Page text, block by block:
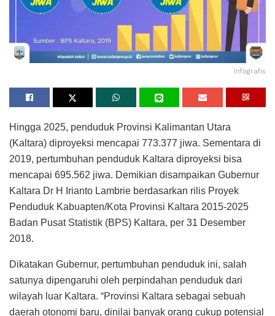
Infografis
Hingga 2025, penduduk Provinsi Kalimantan Utara
(Kaltara) diproyeksi mencapai 773.377 jiwa. Sementara di
2019, pertumbuhan penduduk Kaltara diproyeksi bisa
mencapai 695.562 jiwa. Demikian disampaikan Gubernur
Kaltara Dr H Irianto Lambrie berdasarkan rilis Proyek
Penduduk Kabuapten/Kota Provinsi Kaltara 2015-2025
Badan Pusat Statistik (BPS) Kaltara, per 31 Desember
2018.
Dikatakan Gubernur, pertumbuhan penduduk ini, salah
satunya dipengaruhi oleh perpindahan penduduk dari
wilayah luar Kaltara. “Provinsi Kaltara sebagai sebuah
daerah otonomi baru, dinilai banyak orang cukup potensial